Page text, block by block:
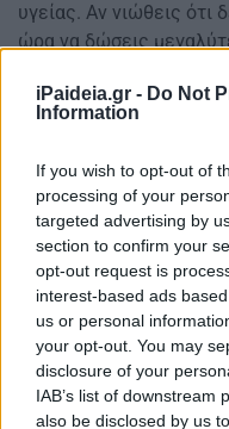
iPaideia.gr - Do Not
Information
If you wish to opt-out of
processing of your
targeted advertising by
section to confirm your
opt-out request is
interest-based ads
us or personal
your opt-out. You may
disclosure of your
IAB’s list of downstream
also be disclosed by us
υγείας. Αν νιώθεις ότι
ώρα να δώσεις
ο αριθμός των ωρών
ξεκούραστο βράδυ
συνολικά την ποιότητα
Δείτε εδώ Πότε
θυμάστε